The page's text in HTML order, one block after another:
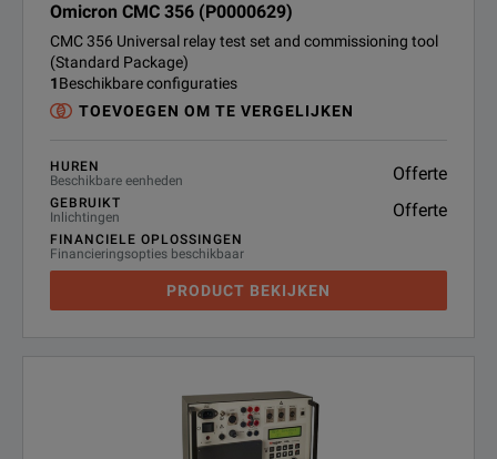
Omicron CMC 356 (P0000629)
CMC 356 Universal relay test set and commissioning tool
(Standard Package)
1Beschikbare configuraties
TOEVOEGEN OM TE VERGELIJKEN
HUREN
Beschikbare eenheden
Offerte
GEBRUIKT
Inlichtingen
Offerte
FINANCIELE OPLOSSINGEN
Financieringsopties beschikbaar
PRODUCT BEKIJKEN